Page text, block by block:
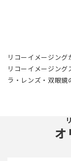
リコーイメージング
リコーイメージング
ラ・レンズ・双眼鏡
オ